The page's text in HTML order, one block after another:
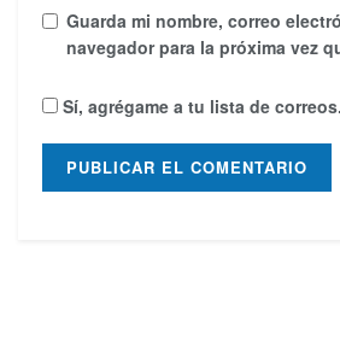
Guarda mi nombre, correo
navegador para la próxima vez
Sí, agrégame a tu lista de correos.